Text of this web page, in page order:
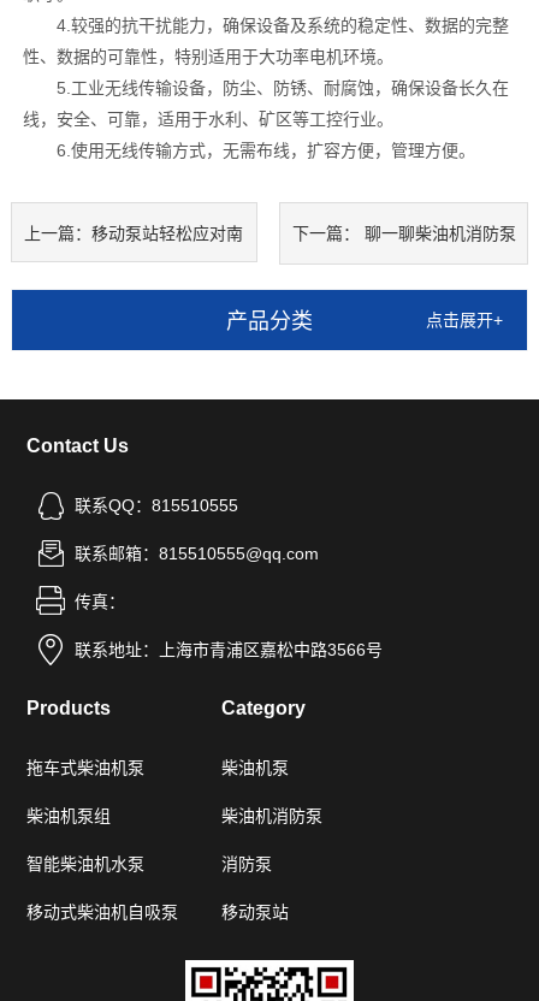
4.较强的抗干扰能力，确保设备及系统的稳定性、数据的完整
性、数据的可靠性，特别适用于大功率电机环境。
5.工业无线传输设备，防尘、防锈、耐腐蚀，确保设备长久在
线，安全、可靠，适用于水利、矿区等工控行业。
6.使用无线传输方式，无需布线，扩容方便，管理方便。
上一篇： 移动泵站轻松应对南
方多雨夏季
下一篇： 聊一聊柴油机消防泵
各部件的分工
产品分类 点击展开+
Contact Us
联系QQ：815510555
联系邮箱：815510555@qq.com
传真：
联系地址：上海市青浦区嘉松中路3566号
Products
拖车式柴油机泵
柴油机泵组
智能柴油机水泵
移动式柴油机自吸泵
Category
柴油机泵
柴油机消防泵
消防泵
移动泵站